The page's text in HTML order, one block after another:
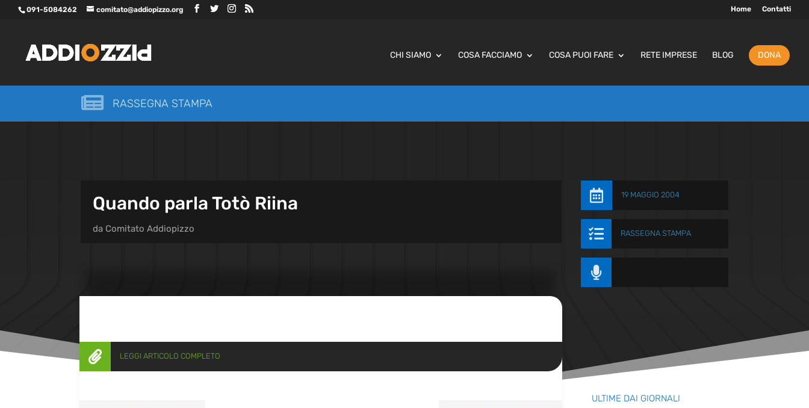
091-5084262 comitato@addiopizzo.org Home Contatti
CHI SIAMO COSA FACCIAMO COSA PUOI FARE RETE IMPRESE BLOG DONA
 RASSEGNA STAMPA
Quando parla Totò Riina
da Comitato Addiopizzo
 19 MAGGIO 2004
 RASSEGNA STAMPA

 LEGGI ARTICOLO COMPLETO
ULTIME DAI GIORNALI